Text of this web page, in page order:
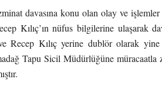
davasına konu olan olay ve
Kılıç’ın nüfus bilgilerine ulaşarak
Recep Kılıç yerine dublör olarak
Tapu Sicil Müdürlüğüne